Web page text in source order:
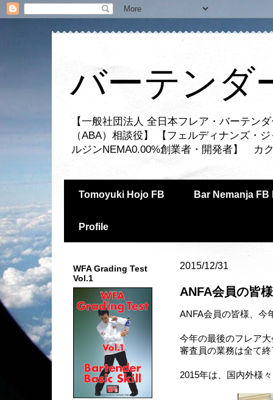
バーテンダ
【一般社団法人 全日本フレア・バーテン
（ABA）相談役】 【フェルディナンズ・
ルジンNEMA0.00%創業者・開発者】 カ
Tomoyuki Hojo FB Bar Nemanja FB
Profile
2015/12/31
ANFA会員の皆
ANFA会員の皆様、今
今年の最後のフレア
審査員の業務は全て
2015年は、国内外様
WFA Grading Test
Vol.1